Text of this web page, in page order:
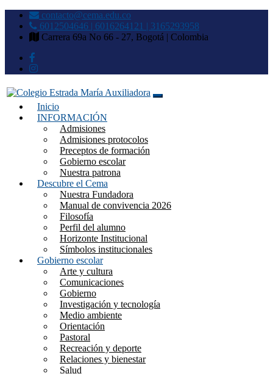
contacto@cema.edu.co
6012504646 | 6016264121 | 3165293958
Carrera 69a No 66 - 27, Bogotá | Colombia
Colegio Estrada María
Auxiliadora
Inicio
INFORMACIÓN
Admisiones
Admisiones protocolos
Preceptos de formación
Gobierno escolar
Nuestra patrona
Descubre el Cema
Nuestra Fundadora
Manual de convivencia 2026
Filosofía
Perfil del alumno
Horizonte Institucional
Símbolos institucionales
Gobierno escolar
Arte y cultura
Comunicaciones
Gobierno
Investigación y tecnología
Medio ambiente
Orientación
Pastoral
Recreación y deporte
Relaciones y bienestar
Salud